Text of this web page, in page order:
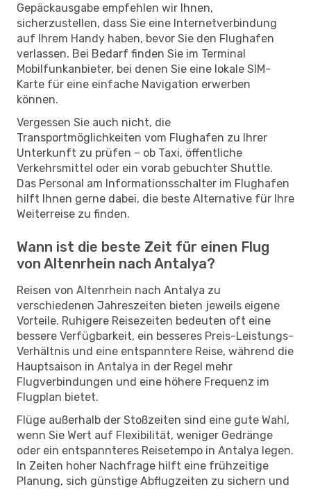
Gepäckausgabe empfehlen wir Ihnen,
sicherzustellen, dass Sie eine Internetverbindung
auf Ihrem Handy haben, bevor Sie den Flughafen
verlassen. Bei Bedarf finden Sie im Terminal
Mobilfunkanbieter, bei denen Sie eine lokale SIM-
Karte für eine einfache Navigation erwerben
können.
Vergessen Sie auch nicht, die
Transportmöglichkeiten vom Flughafen zu Ihrer
Unterkunft zu prüfen – ob Taxi, öffentliche
Verkehrsmittel oder ein vorab gebuchter Shuttle.
Das Personal am Informationsschalter im Flughafen
hilft Ihnen gerne dabei, die beste Alternative für Ihre
Weiterreise zu finden.
Wann ist die beste Zeit für einen Flug
von Altenrhein nach Antalya?
Reisen von Altenrhein nach Antalya zu
verschiedenen Jahreszeiten bieten jeweils eigene
Vorteile. Ruhigere Reisezeiten bedeuten oft eine
bessere Verfügbarkeit, ein besseres Preis-Leistungs-
Verhältnis und eine entspanntere Reise, während die
Hauptsaison in Antalya in der Regel mehr
Flugverbindungen und eine höhere Frequenz im
Flugplan bietet.
Flüge außerhalb der Stoßzeiten sind eine gute Wahl,
wenn Sie Wert auf Flexibilität, weniger Gedränge
oder ein entspannteres Reisetempo in Antalya legen.
In Zeiten hoher Nachfrage hilft eine frühzeitige
Planung, sich günstige Abflugzeiten zu sichern und